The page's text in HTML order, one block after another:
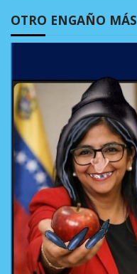
OTRO ENGAÑO MÁS